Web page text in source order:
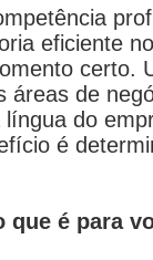
eficiente
certo.
áreas de
do
é
que é para